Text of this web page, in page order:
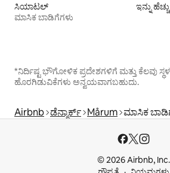
ಸಿಯಾಟಲ್
ಮಾಸಿಕ ಬಾಡಿಗೆಗಳು
ಇನ್ನು
*ನಿರ್ದಿಷ್ಟ ಭೌಗೋಳಿಕ ಪ್ರದೇಶಗಳಿಗೆ ಮತ್ತು ಕೆಲವು
ಹೊರಗಿಡುವಿಕೆಗಳು ಅನ್ವಯವಾಗಬಹುದು.
Airbnb ಡೆನ್ಮಾರ್ಕ್ Mårum ಮಾಸಿಕ
© 2026 Airbnb, Inc.